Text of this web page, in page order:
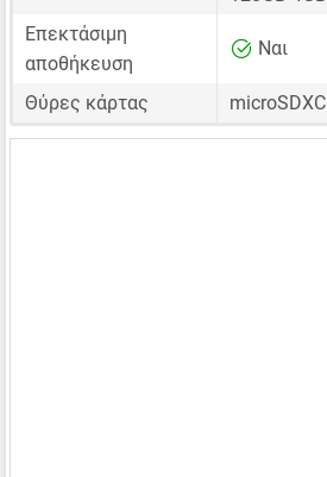
Επεκτάσιμη
αποθήκευση
Ναι
Θύρες κάρτας microSDXC